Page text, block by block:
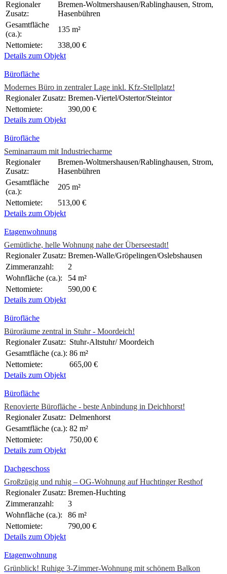
Regionaler
Zusatz:
Bremen-Woltmershausen/Rablinghausen, Strom,
Hasenbühren
Gesamtfläche
(ca.):
135 m²
Nettomiete:
338,00 €
Details zum Objekt
Bürofläche
Modernes Büro in zentraler Lage inkl. Kfz-Stellplatz!
Regionaler Zusatz: Bremen-Viertel/Ostertor/Steintor
Nettomiete:
390,00 €
Details zum Objekt
Bürofläche
Seminarraum mit Industriecharme
Regionaler
Zusatz:
Bremen-Woltmershausen/Rablinghausen, Strom,
Hasenbühren
Gesamtfläche
(ca.):
205 m²
Nettomiete:
513,00 €
Details zum Objekt
Etagenwohnung
Gemütliche, helle Wohnung nahe der Überseestadt!
Regionaler Zusatz: Bremen-Walle/Gröpelingen/Oslebshausen
Zimmeranzahl:
2
Wohnfläche (ca.):
54 m²
Nettomiete:
590,00 €
Details zum Objekt
Bürofläche
Büroräume zentral in Stuhr - Moordeich!
Regionaler Zusatz: Stuhr-Altstuhr/ Moordeich
Gesamtfläche (ca.): 86 m²
Nettomiete:
665,00 €
Details zum Objekt
Bürofläche
Renovierte Bürofläche - beste Anbindung in Deichhorst!
Regionaler Zusatz: Delmenhorst
Gesamtfläche (ca.): 82 m²
Nettomiete:
750,00 €
Details zum Objekt
Dachgeschoss
Großzügig und ruhig – OG-Wohnung auf Huchtinger Resthof
Regionaler Zusatz: Bremen-Huchting
Zimmeranzahl:
3
Wohnfläche (ca.):
86 m²
Nettomiete:
790,00 €
Details zum Objekt
Etagenwohnung
Grünblick! Ruhige 3-Zimmer-Wohnung mit schönem Balkon